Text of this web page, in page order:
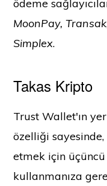
ödeme
MoonPay,
Simplex.
Takas Kripto
Trust Wallet'ın
özelliği
etmek için
kullanmanıza